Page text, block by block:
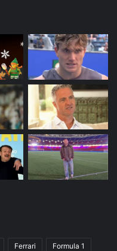
Ferrari Formula 1